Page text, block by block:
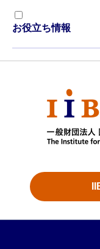
お役立ち情報